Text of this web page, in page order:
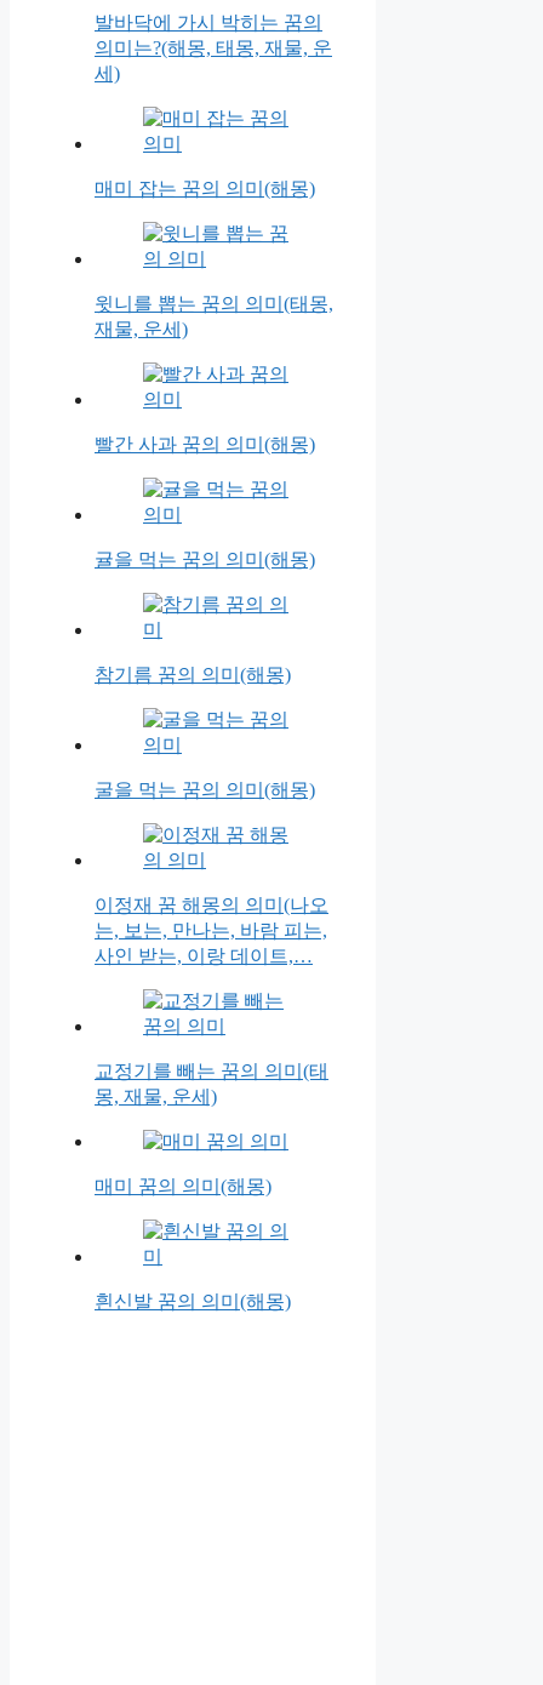
발바닥에 가시 박히는 꿈의
의미는?(해몽, 태몽, 재물, 운
세)
매미 잡는 꿈의 의미(해몽)
윗니를 뽑는 꿈의 의미(태몽,
재물, 운세)
빨간 사과 꿈의 의미(해몽)
귤을 먹는 꿈의 의미(해몽)
참기름 꿈의 의미(해몽)
굴을 먹는 꿈의 의미(해몽)
이정재 꿈 해몽의 의미(나오
는, 보는, 만나는, 바람 피는,
사인 받는, 이랑 데이트,…
교정기를 빼는 꿈의 의미(태
몽, 재물, 운세)
매미 꿈의 의미(해몽)
흰신발 꿈의 의미(해몽)